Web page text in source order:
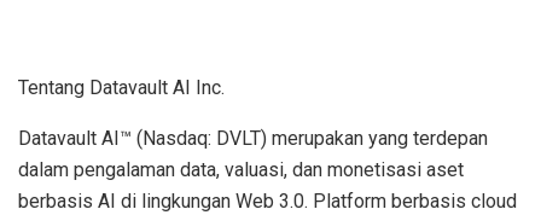
Tentang Datavault AI Inc.
Datavault AI™ (Nasdaq: DVLT) merupakan yang terdepan
dalam pengalaman data, valuasi, dan monetisasi aset
berbasis AI di lingkungan Web 3.0. Platform berbasis cloud